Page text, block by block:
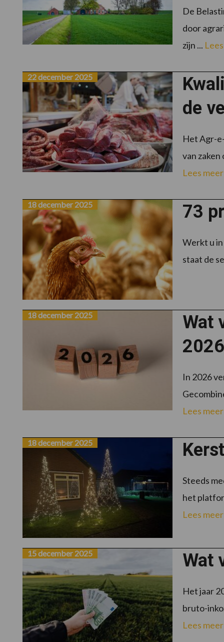
De
door
zijn ...
de
22 december 2025
Het Agr-
van
Lees meer
73
18 december 2025
Werkt u
staat de
Wat
18 december 2025
In 2026
Lees meer
18 december 2025
Steeds
het
Lees meer
Wat
15 december 2025
Het jaar
bruto-
Lees meer